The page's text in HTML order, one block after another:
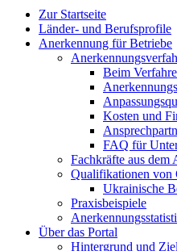
Zur Startseite
Länder- und Berufsprofile
Anerkennung für Betriebe
Beim
Kosten und
FAQ für
Fachkräfte aus dem
Qualifikationen von
Ukrainische
Praxisbeispiele
Über das Portal
Hintergrund und